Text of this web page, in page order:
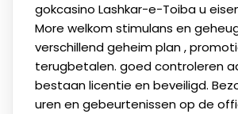
gokcasino Lashkar-e-Toiba u
More welkom stimulans en
verschillend geheim plan ,
terugbetalen. goed controleren
bestaan licentie en beveiligd.
uren en gebeurtenissen op de